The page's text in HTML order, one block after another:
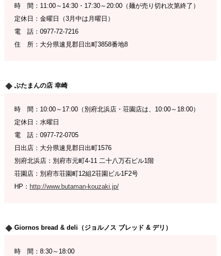
時 間：11:00～14:30・17:30～20:00（麺が売り切れ次第終了）
定休日：金曜日（3月中は月曜日）
電 話：0977-72-7216
住 所：大分県速見郡日出町3858番地8
ぶたまんの店 幸崎
時 間：10:00～17:00（別府北浜店・荘園店は、10:00～18:00）
定休日：水曜日
電 話：0977-72-0705
日出店：大分県速見郡日出町1576
別府北浜店：別府市元町4-11 二十八万石ビル1階
荘園店：別府市荘園町12組2荘園ビル1F2号
HP： http://www.butaman-kouzaki.jp/
Giornos bread & deli（ジョルノス ブレッド & デリ）
時 間：8:30～18:00